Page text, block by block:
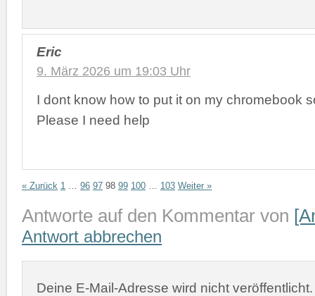
Eric
9. März 2026 um 19:03 Uhr
I dont know how to put it on my chromebook
Please I need help
« Zurück 1 96 97 98 99 100 103 Weiter »
Antworte auf den Kommentar von
Antwort abbrechen
Deine E-Mail-Adresse wird nicht veröffentlicht.